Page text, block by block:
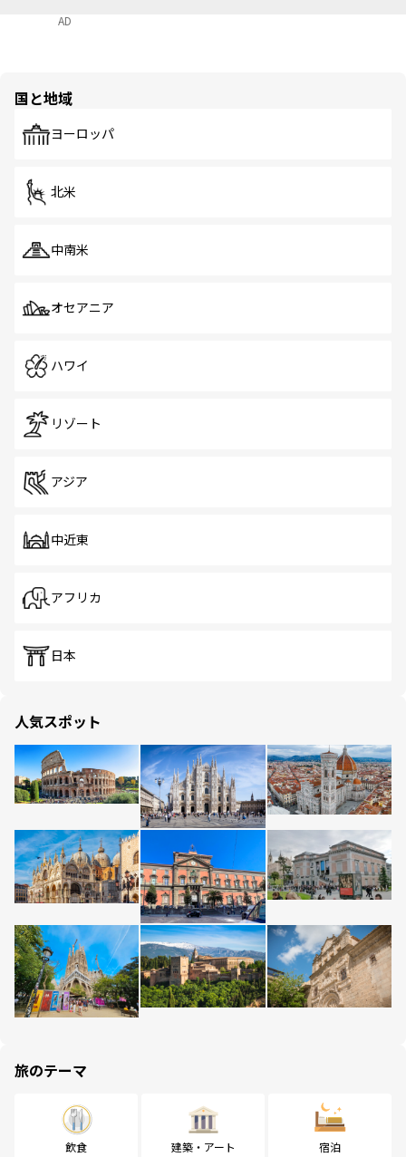
AD
国と地域
ヨーロッパ
北米
中南米
オセアニア
ハワイ
リゾート
アジア
中近東
アフリカ
日本
人気スポット
旅のテーマ
飲食 建築・アート 宿泊